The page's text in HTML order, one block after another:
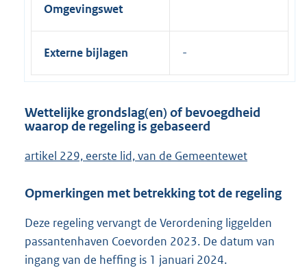
Omgevingswet
Externe bijlagen
Wettelijke grondslag(en) of bevoegdheid
waarop de regeling is gebaseerd
artikel 229, eerste lid, van de Gemeentewet
Opmerkingen met betrekking tot de regeling
Deze regeling vervangt de Verordening liggelden
passantenhaven Coevorden 2023. De datum van
ingang van de heffing is 1 januari 2024.